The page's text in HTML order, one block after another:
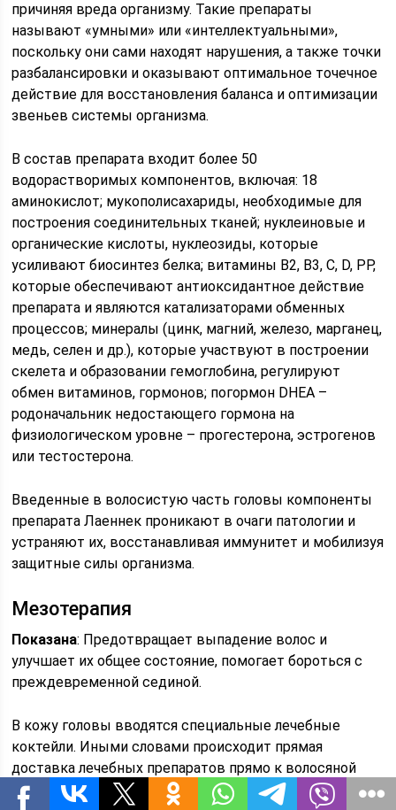
причиняя вреда организму. Такие препараты
называют «умными» или «интеллектуальными»,
поскольку они сами находят нарушения, а также точки
разбалансировки и оказывают оптимальное точечное
действие для восстановления баланса и оптимизации
звеньев системы организма.
В состав препарата входит более 50
водорастворимых компонентов, включая: 18
аминокислот; мукополисахариды, необходимые для
построения соединительных тканей; нуклеиновые и
органические кислоты, нуклеозиды, которые
усиливают биосинтез белка; витамины В2, В3, С, D, РР,
которые обеспечивают антиоксидантное действие
препарата и являются катализаторами обменных
процессов; минералы (цинк, магний, железо, марганец,
медь, селен и др.), которые участвуют в построении
скелета и образовании гемоглобина, регулируют
обмен витаминов, гормонов; погормон DHEA –
родоначальник недостающего гормона на
физиологическом уровне – прогестерона, эстрогенов
или тестостерона.
Введенные в волосистую часть головы компоненты
препарата Лаеннек проникают в очаги патологии и
устраняют их, восстанавливая иммунитет и мобилизуя
защитные силы организма.
Мезотерапия
Показана: Предотвращает выпадение волос и
улучшает их общее состояние, помогает бороться с
преждевременной сединой.
В кожу головы вводятся специальные лечебные
коктейли. Иными словами происходит прямая
доставка лечебных препаратов прямо к волосяной
луковице. В состав коктейлей входят различные